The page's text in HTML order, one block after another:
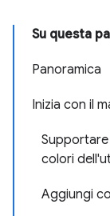
Su questa
Panoramica
Inizia con il
colori
Aggiungi